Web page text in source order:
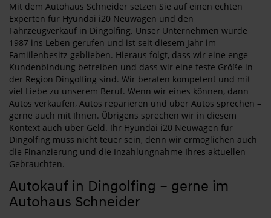
Mit dem Autohaus Schneider setzen Sie auf einen echten
Experten für Hyundai i20 Neuwagen und den
Fahrzeugverkauf in Dingolfing. Unser Unternehmen wurde
1987 ins Leben gerufen und ist seit diesem Jahr im
Famiilenbesitz geblieben. Hieraus folgt, dass wir eine enge
Kundenbindung betreiben und dass wir eine feste Größe in
der Region Dingolfing sind. Wir beraten kompetent und mit
viel Liebe zu unserem Beruf. Wenn wir eines können, dann
Autos verkaufen, Autos reparieren und über Autos sprechen –
gerne auch mit Ihnen. Übrigens sprechen wir in diesem
Kontext auch über Geld. Ihr Hyundai i20 Neuwagen für
Dingolfing muss nicht teuer sein, denn wir ermöglichen auch
die Finanzierung und die Inzahlungnahme Ihres aktuellen
Gebrauchten.
Autokauf in Dingolfing – gerne im
Autohaus Schneider